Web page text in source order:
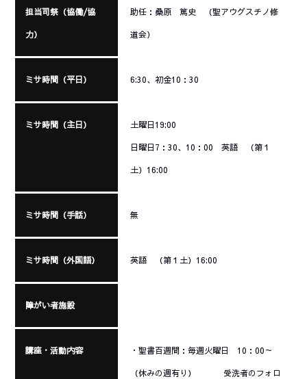
担当司祭（協働/協
力）
助任：桑原 篤史 （聖アウグスチノ修
道会）
ミサ時間（平日） 6:30、初金10：30
ミサ時間（主日） 土曜日19:00
日曜日7：30、10：00 英語 （第１
土）16:00
ミサ時間（手話） 無
ミサ時間（外国語） 英語 （第１土）16:00
障がい者施設
講座・活動内容 ・聖書百週間：毎週火曜日 10：00～
（休みの週有り） 受洗者のフォロ